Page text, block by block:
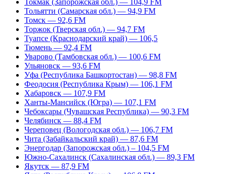
Токмак (Запорожская обл.) — 104,9 FM
Тольятти (Самарская обл.) — 94,9 FM
Томск — 92,6 FM
Торжок (Тверская обл.) — 94,7 FM
Туапсе (Краснодарский край) — 106,5
Тюмень — 92,4 FM
Уварово (Тамбовская обл.) — 100,6 FM
Ульяновск — 93,6 FM
Уфа (Республика Башкортостан) — 98,8 FM
Феодосия (Республика Крым) — 106,1 FM
Хабаровск — 107,9 FM
Ханты-Мансийск (Югра) — 107,1 FM
Чебоксары (Чувашская Республика) — 90,3 FM
Челябинск — 88,4 FM
Череповец (Вологодская обл.) — 106,7 FM
Чита (Забайкальский край) — 87,6 FM
Энергодар (Запорожская обл.) – 104,5 FM
Южно-Сахалинск (Сахалинская обл.) — 89,3 FM
Якутск — 87,9 FM